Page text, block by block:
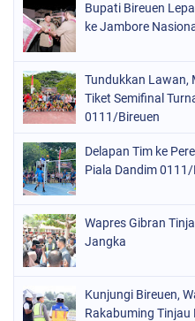
Bupati Bireuen
ke Jambore
Tundukkan Lawan,
Tiket Semifinal
0111/Bireuen
Delapan Tim ke
Piala Dandim 0111/
Wapres Gibran
Jangka
Kunjungi Bireuen,
Rakabuming